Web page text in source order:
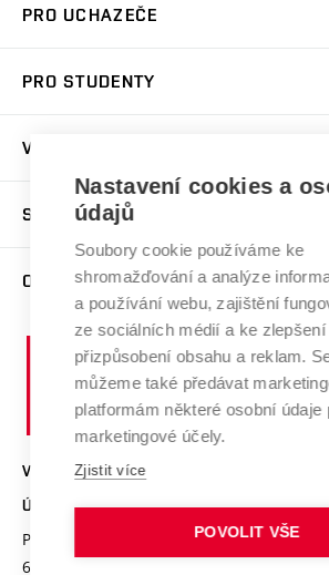
PRO UCHAZEČE
Přijímačky
Den otevřených dveří
Další vzdělávání
Kontakty
Zpracování osobních údajů uchazečů o
E-přihláška
PRO STUDENTY
Studijní předpisy
Časový plán studia
Studium
Stipendia
Doktorský příjem
Celouniverzitní doktorská škola
Studium a stáže v zahraničí
Studentské spolky
Pracovní nabídky
Studijní oddělení
VĚDA A VÝZKUM
Věda a výzkum na ÚSI
Úspěchy
Projekty
Publikace a výsledky VaV
Konference
SPOLUPRÁCE S ÚSI
Spolupráce
Služby ústavu
O ÚSTAVU
Profil ústavu
Organizační struktura
Vnitřní předpisy ústavu
Úřední deska VUT
Certifikační orgán
VYSOKÉ UČENÍ TECHNICKÉ V BRNĚ
ÚSTAV SOUDNÍHO INŽENÝRSTVÍ
Purkyňova 464/118
612 00 Brno
www.vut.cz/usi
Nastavení cookies a
údajů
Soubory cookie používáme ke
shromažďování a analýze
a používání webu, zajištění
ze sociálních médií a ke zlepšení
přizpůsobení obsahu a reklam.
můžeme také předávat
platformám některé osobní údaje
marketingové účely.
Zjistit více
POVOLIT VŠE